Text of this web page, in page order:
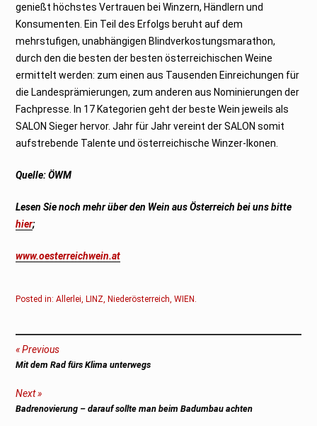
genießt höchstes Vertrauen bei Winzern, Händlern und
Konsumenten. Ein Teil des Erfolgs beruht auf dem
mehrstufigen, unabhängigen Blindverkostungsmarathon,
durch den die besten der besten österreichischen Weine
ermittelt werden: zum einen aus Tausenden Einreichungen für
die Landesprämierungen, zum anderen aus Nominierungen der
Fachpresse. In 17 Kategorien geht der beste Wein jeweils als
SALON Sieger hervor. Jahr für Jahr vereint der SALON somit
aufstrebende Talente und österreichische Winzer-Ikonen.
Quelle: ÖWM
Lesen Sie noch mehr über den Wein aus Österreich bei uns bitte
hier;
www.oesterreichwein.at
Posted in:Allerlei,LINZ,Niederösterreich,WIEN.
Beitragsnavigation
Previous
Previous
Mit dem Rad fürs Klima unterwegs
Next
Next
Badrenovierung – darauf sollte man beim Badumbau achten